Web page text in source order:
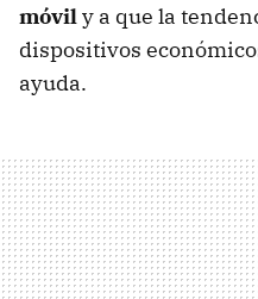
móvily a que la
dispositivos
ayuda.